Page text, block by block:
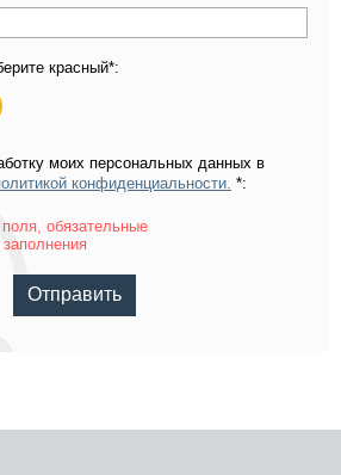
красный*:
моих персональных данных в
конфиденциальности. *:
обязательные
Отправить